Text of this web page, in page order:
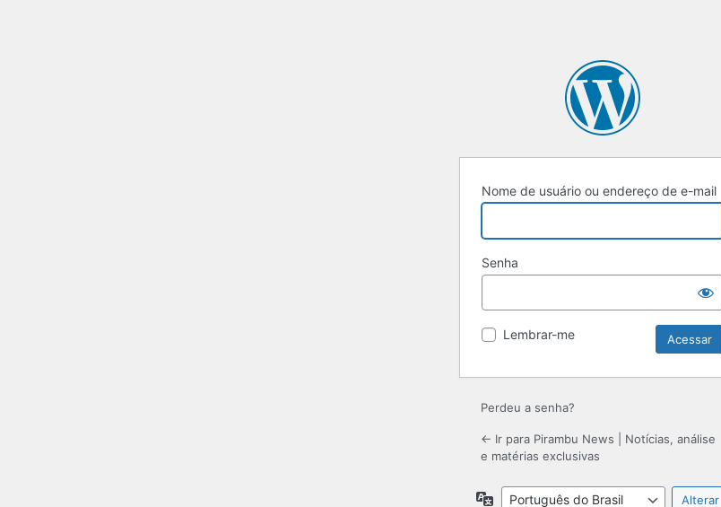
Nome de usuário ou endereço de e-mail
Senha
Lembrar-me
Perdeu a senha?
← Ir para Pirambu News | Notícias, análise
e matérias exclusivas
Idioma